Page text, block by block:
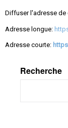
Diffuser l'adresse de
Adresse longue:
Adresse courte:
Recherche